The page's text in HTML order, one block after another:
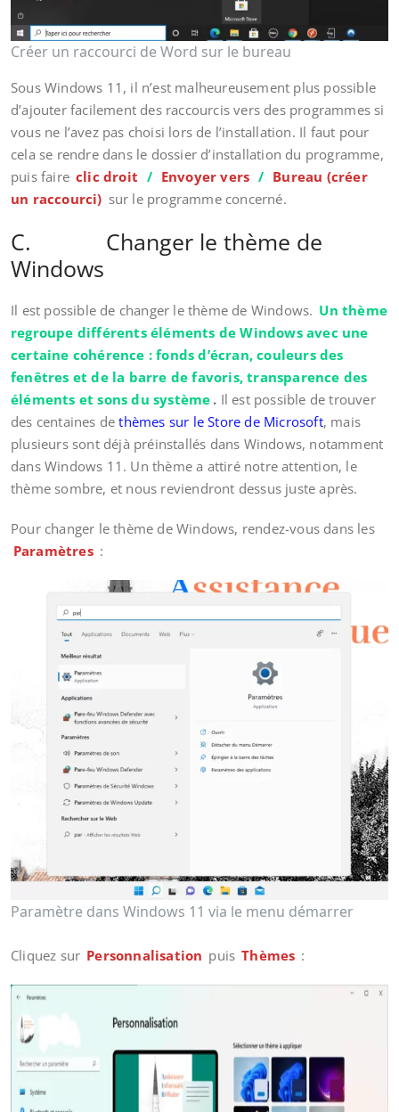
Créer un raccourci de Word sur le bureau
Sous Windows 11, il n’est malheureusement plus possible
d’ajouter facilement des raccourcis vers des programmes si
vous ne l’avez pas choisi lors de l’installation. Il faut pour
cela se rendre dans le dossier d’installation du programme,
puis faire clic droit / Envoyer vers / Bureau (créer
un raccourci) sur le programme concerné.
C. Changer le thème de
Windows
Il est possible de changer le thème de Windows. Un thème
regroupe différents éléments de Windows avec une
certaine cohérence : fonds d’écran, couleurs des
fenêtres et de la barre de favoris, transparence des
éléments et sons du système . Il est possible de trouver
des centaines dethèmes sur le Store de Microsoft, mais
plusieurs sont déjà préinstallés dans Windows, notamment
dans Windows 11. Un thème a attiré notre attention, le
thème sombre, et nous reviendront dessus juste après.
Pour changer le thème de Windows, rendez-vous dans les
Paramètres :
Paramètre dans Windows 11 via le menu démarrer
Cliquez sur Personnalisation puis Thèmes :